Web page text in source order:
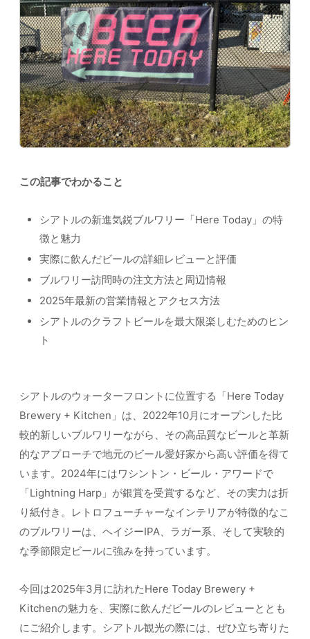
この記事でわかること
シアトルの新進気鋭ブルワリー「Here Today」の特
徴と魅力
実際に飲んだビールの詳細レビューと評価
ブルワリー訪問時の注文方法と周辺情報
2025年最新の営業情報とアクセス方法
シアトルのクラフトビールを最大限楽しむためのヒン
ト
シアトルのウォーターフロントに位置する「Here Today
Brewery + Kitchen」は、2022年10月にオープンした比
較的新しいブルワリーながら、その高品質なビールと革新
的なアプローチで地元のビール愛好家から高い評価を得て
います。2024年にはワシントン・ビール・アワードで
「Lightning Harp」が銀賞を受賞するなど、その実力は折
り紙付き。レトロフューチャーなインテリアが特徴的なこ
のブルワリーは、ヘイジーIPA、ラガー系、そして実験的
な季節限定ビールに強みを持っています。
今回は2025年3月に訪れたHere Today Brewery +
Kitchenの魅力を、実際に飲んだビールのレビューととも
にご紹介します。シアトル観光の際には、ぜひ立ち寄りた